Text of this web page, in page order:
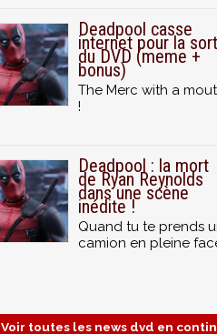
Deadpool casse
internet pour la
du DVD (meme +
bonus)
The Merc with a
!
Deadpool : la mort
de Ryan Reynolds
dans une scène
inédite !
Quand tu te prends
camion en pleine
Voir toutes les news dvd en